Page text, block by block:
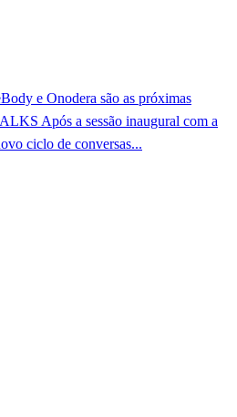
e Onodera são as próximas
Após a sessão inaugural com a
ciclo de conversas...